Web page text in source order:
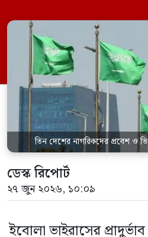
যেকোনো ভ্রমণকারীর জন্য
সৌদিতে প্রবেশ
হয়েছে। সৌদি প্রেস
জানিয়েছে, এই
তিন দেশ থেকে […]
তিন দেশের নাগরিকদের প্রবেশ ও
ডেস্ক রিপোর্ট
২৭ জুন ২০২৬, ১০:০৯
ইবোলা ভাইরাসের